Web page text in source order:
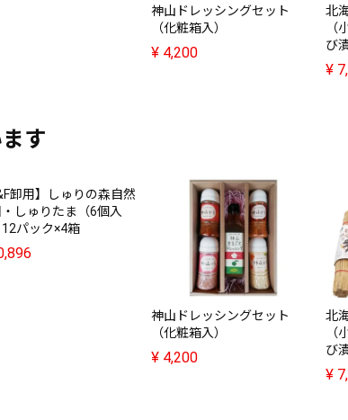
神山ドレッシングセット
（化粧箱入）
¥ 4,200
北
（
び
¥
す
卸用】しゅりの森自然
しゅりたま（6個入
12パック×4箱
神山ドレッシングセット
（化粧箱入）
¥ 4,200
北
（
び
¥